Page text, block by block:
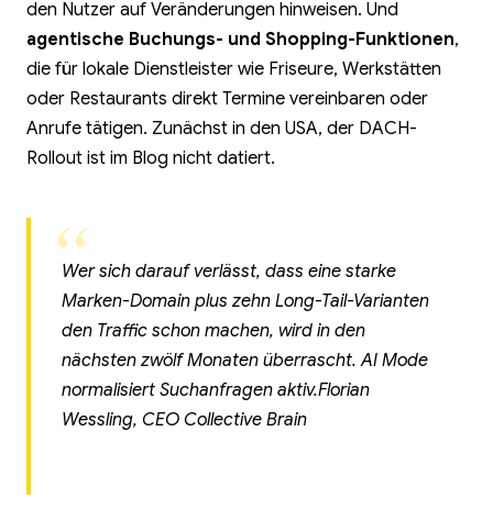
den Nutzer auf Veränderungen hinweisen. Und
agentische Buchungs- und Shopping-Funktionen,
die für lokale Dienstleister wie Friseure, Werkstätten
oder Restaurants direkt Termine vereinbaren oder
Anrufe tätigen. Zunächst in den USA, der DACH-
Rollout ist im Blog nicht datiert.
Wer sich darauf verlässt, dass eine starke
Marken-Domain plus zehn Long-Tail-Varianten
den Traffic schon machen, wird in den
nächsten zwölf Monaten überrascht. AI Mode
normalisiert Suchanfragen aktiv.Florian
Wessling, CEO Collective Brain